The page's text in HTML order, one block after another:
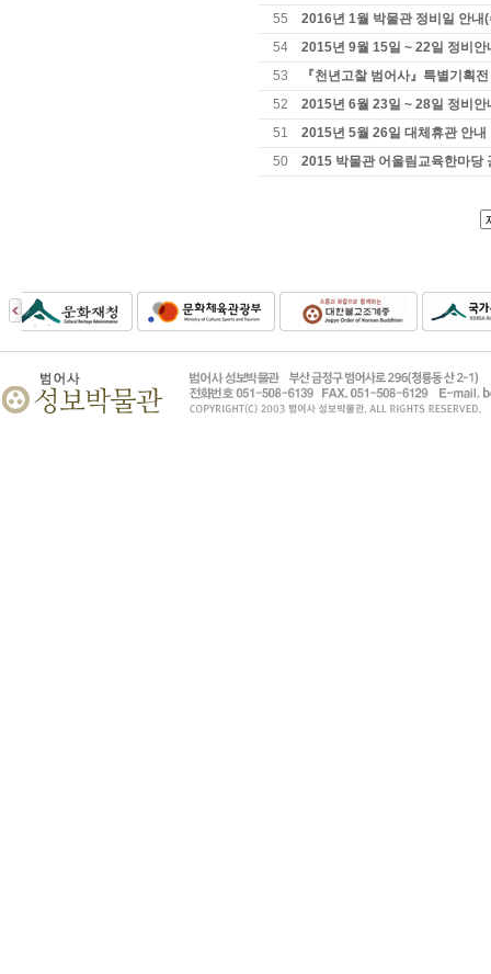
55
2016년 1월 박물관 정비일 안내
54
2015년 9월 15일 ~ 22일 정비안
53
『천년고찰 범어사』특별기획전
52
2015년 6월 23일 ~ 28일 정비안
51
2015년 5월 26일 대체휴관 안내
50
2015 박물관 어울림교육한마당